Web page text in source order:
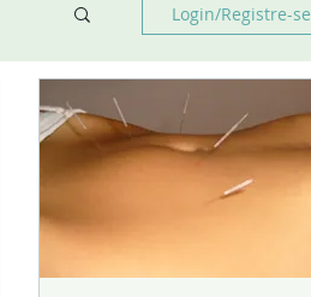
Login/Registre-se